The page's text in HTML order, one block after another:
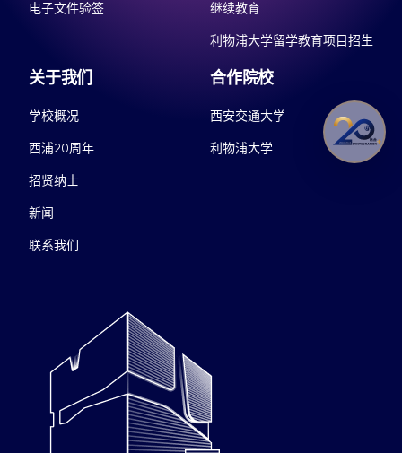
电子文件验签 继续教育
利物浦大学留学教育项目招生
关于我们
学校概况
西浦20周年
招贤纳士
新闻
联系我们
合作院校
西安交通大学
利物浦大学